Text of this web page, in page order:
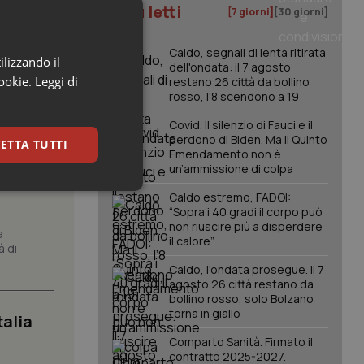
di
I più letti [7 giorni] [30 giorni]
Caldo, segnali di lenta ritirata
dell'ondata: il 7 agosto
restano 26 città da bollino
rosso, l'8 scendono a 19
Covid. Il silenzio di Fauci e il
perdono di Biden. Ma il Quinto
Emendamento non è
un’ammissione di colpa
Caldo estremo, FADOI:
“Sopra i 40 gradi il corpo può
non riuscire più a disperdere
il calore”
Caldo, l’ondata prosegue. Il 7
agosto 26 città restano da
bollino rosso, solo Bolzano
torna in giallo
Comparto Sanità. Firmato il
contratto 2025-2027.
il
Leggi di
TUTTI